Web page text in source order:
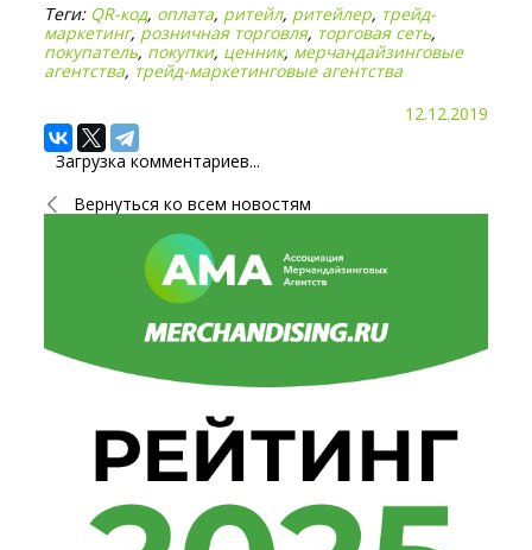
Теги: QR-код, оплата, ритейл, ритейлер, трейд-
маркетинг, розничная торговля, торговая сеть,
покупатель, покупки, ценник, мерчандайзинговые
агентства, трейд-маркетинговые агентства
12.12.2019
Загрузка комментариев...
Вернуться ко всем новостям